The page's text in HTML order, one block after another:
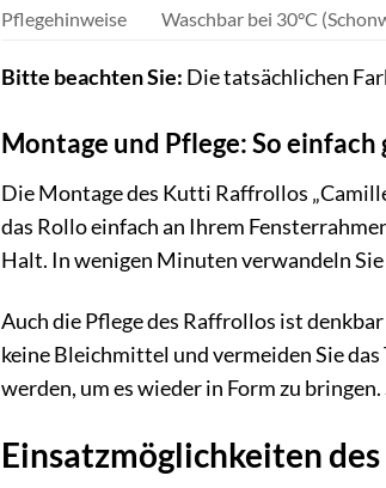
Pflegehinweise
Waschbar bei 30°C
Bitte beachten Sie: Die tatsächlichen
Montage und Pflege: So einfach
Die Montage des Kutti Raffrollos
das Rollo einfach an Ihrem
Halt. In wenigen Minuten verwandeln
Auch die Pflege des Raffrollos ist
keine Bleichmittel und vermeiden Sie
werden, um es wieder in Form zu
Einsatzmöglichkeiten